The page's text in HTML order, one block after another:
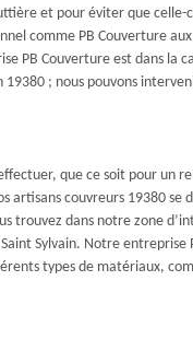
et pour éviter que celle-
comme PB Couverture
PB Couverture est dans la
19380 ; nous pouvons
que ce soit pour un
artisans couvreurs 19380
trouvez dans notre zone
Sylvain. Notre
types de matériaux,